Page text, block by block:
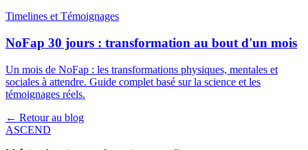
Timelines et Témoignages
NoFap 30 jours : transformation au bout d'un mois
Un mois de NoFap : les transformations physiques, mentales et
sociales à attendre. Guide complet basé sur la science et les
témoignages réels.
← Retour au blog
ASCEND